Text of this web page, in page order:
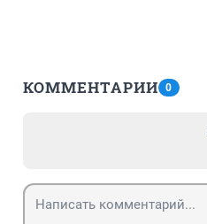
КОММЕНТАРИИ 0